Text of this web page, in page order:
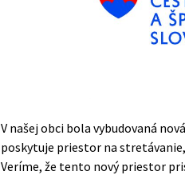
V našej obci bola vybudovaná
poskytuje priestor na
Veríme, že tento nový priestor